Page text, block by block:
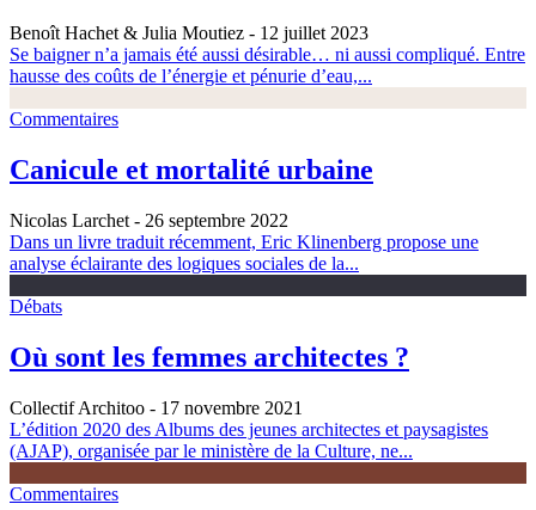
Benoît Hachet & Julia Moutiez - 12 juillet 2023
Se baigner n’a jamais été aussi désirable… ni aussi compliqué. Entre
hausse des coûts de l’énergie et pénurie d’eau,...
Commentaires
Canicule et mortalité urbaine
Nicolas Larchet - 26 septembre 2022
Dans un livre traduit récemment, Eric Klinenberg propose une
analyse éclairante des logiques sociales de la...
Débats
Où sont les femmes architectes ?
Collectif Architoo - 17 novembre 2021
L’édition 2020 des Albums des jeunes architectes et paysagistes
(AJAP), organisée par le ministère de la Culture, ne...
Commentaires